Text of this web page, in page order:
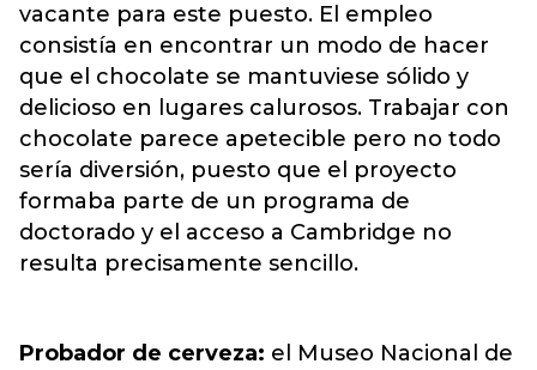
vacante para este puesto. El empleo
consistía en encontrar un modo de hacer
que el chocolate se mantuviese sólido y
delicioso en lugares calurosos. Trabajar con
chocolate parece apetecible pero no todo
sería diversión, puesto que el proyecto
formaba parte de un programa de
doctorado y el acceso a Cambridge no
resulta precisamente sencillo.
Probador de cerveza: el Museo Nacional de